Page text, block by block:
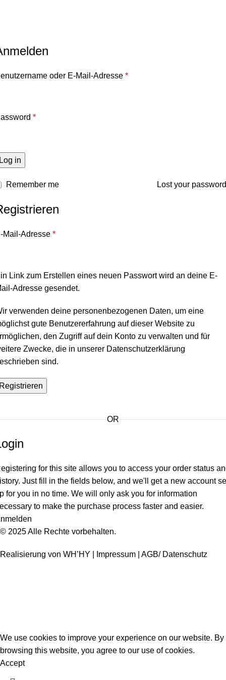
oder E-Mail-Adresse *
*
in
Lost your
Remember me
Mail-Adresse *
Link zum Erstellen eines neuen Passwort wird an deine E-
Adresse gesendet.
verwenden deine personenbezogenen Daten, um eine
gute Benutzererfahrung auf dieser Website zu
den Zugriff auf dein Konto zu verwalten und für
Zwecke, die in unserer Datenschutzerklärung
sind.
OR
for this site allows you to access your order status
Just fill in the fields below, and we'll get a new account
for you in no time. We will only ask you for information
to make the purchase process faster and easier.
© 2025 Alle Rechte vorbehalten.
Realisierung von WH’HY | Impressum | AGB/ Datenschutz
We use cookies to improve your experience on our website. By
browsing this website, you agree to our use of cookies.
Accept